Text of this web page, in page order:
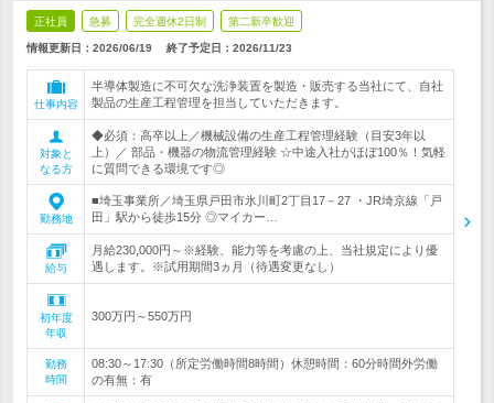
正社員 急募 完全週休2日制 第二新卒歓迎
情報更新日：2026/06/19 終了予定日： 2026/11/23
仕事内容
半導体製造に不可欠な洗浄装置を製造・販売する当社にて、自社
製品の生産工程管理を担当していただきます。
対象と
なる方
◆必須：高卒以上／機械設備の生産工程管理経験（目安3年以
上）／ 部品・機器の物流管理経験 ☆中途入社がほぼ100％！気軽
に質問できる環境です◎
勤務地
■埼玉事業所／埼玉県戸田市氷川町2丁目17－27 ・JR埼京線「戸
田」駅から徒歩15分 ◎マイカー…
給与
月給230,000円～※経験、能力等を考慮の上、当社規定により優
遇します。※試用期間3ヵ月（待遇変更なし）
初年度
年収
300万円～550万円
勤務
時間
08:30～17:30（所定労働時間8時間）休憩時間：60分時間外労働
の有無：有